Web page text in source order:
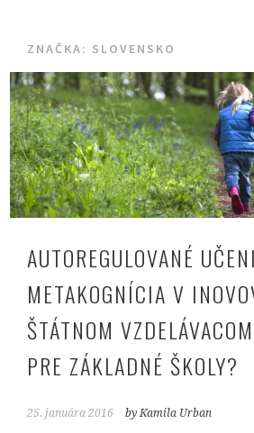
ZNAČKA: SLOVENSKO
AUTOREGULOVANÉ
METAKOGNÍCIA V
ŠTÁTNOM
PRE ZÁKLADNÉ ŠKOLY?
25. januára 2016 by Kamila Urban